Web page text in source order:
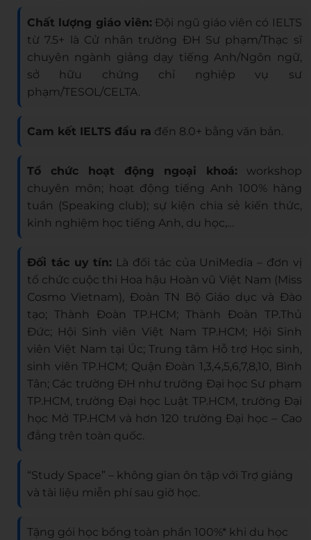
Chất lượng giáo viên:Đội ngũ giáo viên có IELTS
từ 7.5+ là Cử nhân trường ĐH Sư phạm/Thạc sĩ
chuyên ngành giảng dạy tiếng Anh/Ngôn ngữ,
sở hữu chứng chỉ nghiệp vụ sư
phạm/TESOL/CELTA.
Cam kết IELTS đầu ra đến 8.0+ bằng văn bản.
Tổ chức hoạt động ngoại khoá:workshop
chuyên môn; hoạt động tiếng Anh 100% hàng
tuần (Speaking club); sự kiện chia sẻ kiến thức,
kinh nghiệm học tiếng Anh, du học,…
Đối tác uy tín: Là đối tác của UniMedia – đơn vị
tổ chức cuộc thi Hoa hậu Hoàn vũ Việt Nam (Miss
Cosmo Vietnam), Đoàn TN Bộ Giáo dục và Đào
tạo; Thành Đoàn TP.HCM; Thành Đoàn TP.Thủ
Đức; Hội Sinh viên Việt Nam TP.HCM; Hội Sinh
viên Việt Nam tại Úc; Trung tâm Hỗ trợ Học sinh,
sinh viên TP.HCM; Quận Đoàn 1,3,4,5,6,7,8,10, Bình
Tân; Các trường ĐH như trường Đại học Sư phạm
TP.HCM, trường Đại học Luật TP.HCM, trường Đại
học Mở TP.HCM và hơn 120 trường Đại học – Cao
đẳng trên toàn quốc.
“Study Space” – không gian ôn tập với Trợ giảng
và tài liệu miễn phí sau giờ học.
Tặng gói học bổng toàn phần 100%* khi du học